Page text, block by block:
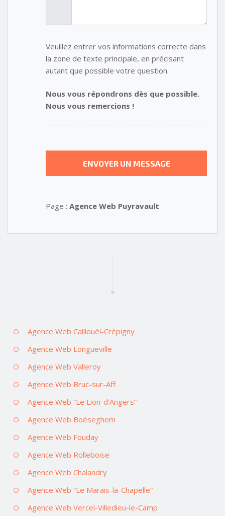
Veuillez entrer vos informations correcte dans
la zone de texte principale, en précisant
autant que possible votre question.
Nous vous répondrons dès que possible.
Nous vous remercions !
Page : Agence Web Puyravault
Agence Web Caillouël-Crépigny
Agence Web Longueville
Agence Web Valleroy
Agence Web Bruc-sur-Aff
Agence Web “Le Lion-d’Angers”
Agence Web Boëseghem
Agence Web Fouday
Agence Web Rolleboise
Agence Web Chalandry
Agence Web “Le Marais-la-Chapelle”
Agence Web Vercel-Villedieu-le-Camp